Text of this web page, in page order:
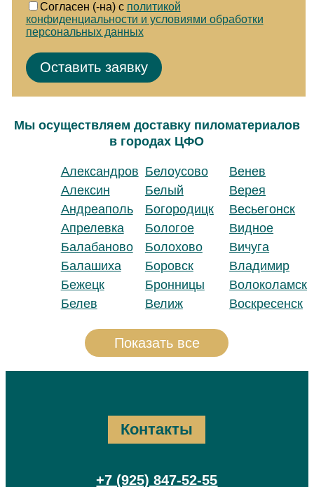
Согласен (-на) с политикой
конфиденциальности и условиями обработки
персональных данных
Мы осуществляем доставку пиломатериалов
в городах ЦФО
Александров
Алексин
Андреаполь
Апрелевка
Балабаново
Балашиха
Бежецк
Белев
Белоусово
Белый
Богородицк
Бологое
Болохово
Боровск
Бронницы
Велиж
Венев
Верея
Весьегонск
Видное
Вичуга
Владимир
Волоколамск
Воскресенск
Показать все
Контакты
+7 (925) 847-52-55